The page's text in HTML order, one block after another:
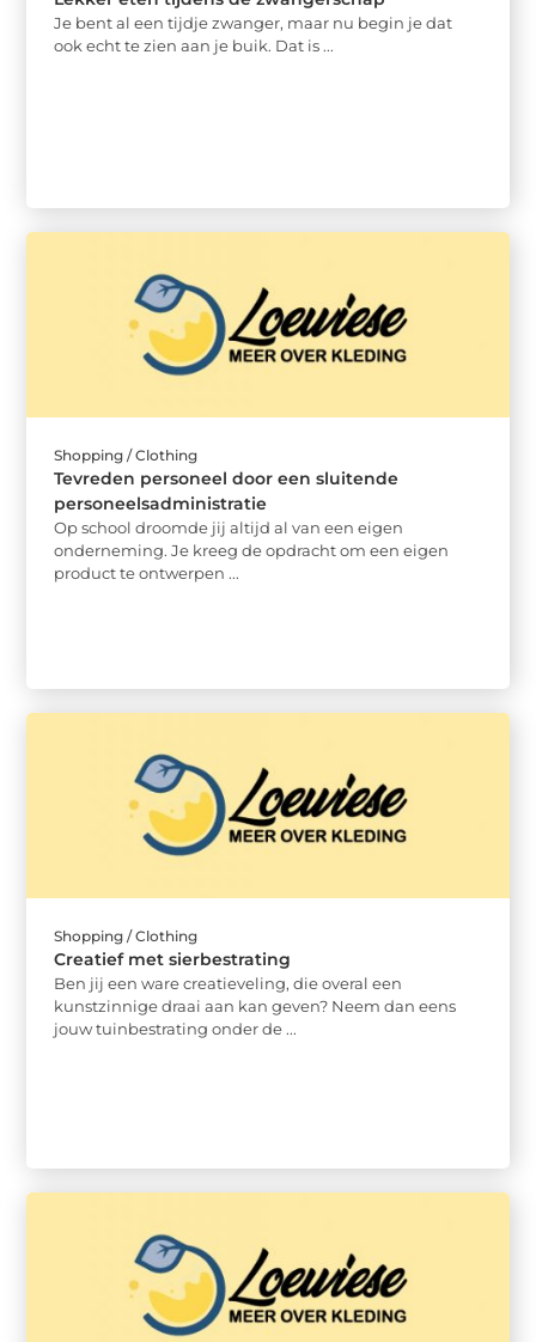
Je bent al een tijdje zwanger, maar nu begin je dat
ook echt te zien aan je buik. Dat is ...
Shopping / Clothing
Tevreden personeel door een sluitende
personeelsadministratie
Op school droomde jij altijd al van een eigen
onderneming. Je kreeg de opdracht om een eigen
product te ontwerpen ...
Shopping / Clothing
Creatief met sierbestrating
Ben jij een ware creatieveling, die overal een
kunstzinnige draai aan kan geven? Neem dan eens
jouw tuinbestrating onder de ...